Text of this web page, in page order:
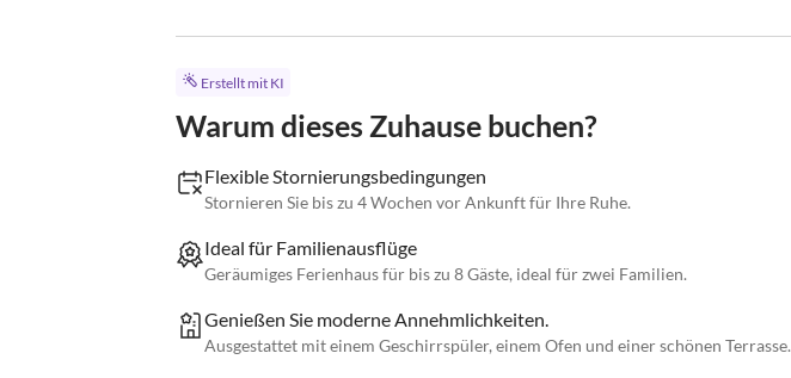
Erstellt mit KI
Warum dieses Zuhause buchen?
Flexible Stornierungsbedingungen
Stornieren Sie bis zu 4 Wochen vor Ankunft für Ihre Ruhe.
Ideal für Familienausflüge
Geräumiges Ferienhaus für bis zu 8 Gäste, ideal für zwei Familien.
Genießen Sie moderne Annehmlichkeiten.
Ausgestattet mit einem Geschirrspüler, einem Ofen und einer schönen Terrasse.